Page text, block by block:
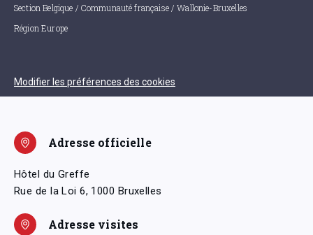
Section Belgique / Communauté française / Wallonie-Bruxelles
Région Europe
Modifier les préférences des cookies
Adresse officielle
Hôtel du Greffe
Rue de la Loi 6, 1000 Bruxelles
Adresse visites